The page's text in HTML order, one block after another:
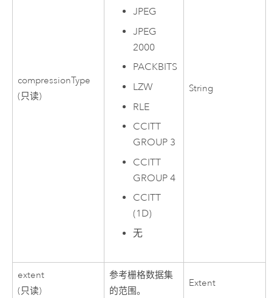
compressionType
(只读)
JPEG
JPEG
2000
PACKBITS
LZW
RLE
CCITT
GROUP 3
CCITT
GROUP 4
CCITT
(1D)
无
String
extent
(只读)
参考栅格数据集
的范围。
Extent